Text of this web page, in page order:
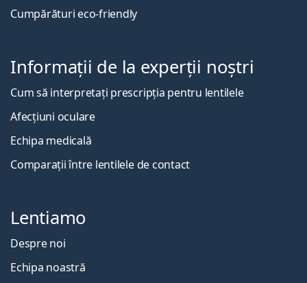
Cumpărături eco-friendly
Informații de la experții noștri
Cum să interpretați prescripția pentru lentilele
Afecțiuni oculare
Echipa medicală
Comparații între lentilele de contact
Lentiamo
Despre noi
Echipa noastră